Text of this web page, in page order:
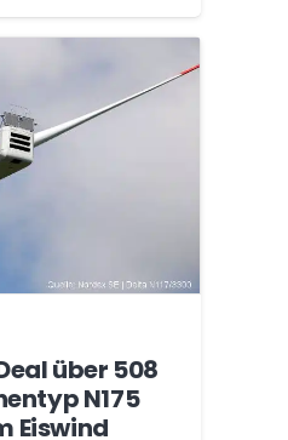
über 508
N175
Eiswind